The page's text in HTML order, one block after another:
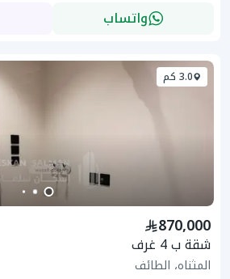
واتساب
3.0 كم
870,000
شقة ب 4 غرف
المثناه، الطائف